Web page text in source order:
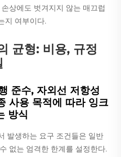
상에도 벗겨지지 않는 매끄럽
지 여부이다.
균형: 비용, 규정
준수, 자외선 저항성
사용 목적에 따라 잉크
방식
발생하는 요구 조건들은 일반
없는 엄격한 한계를 설정한다.